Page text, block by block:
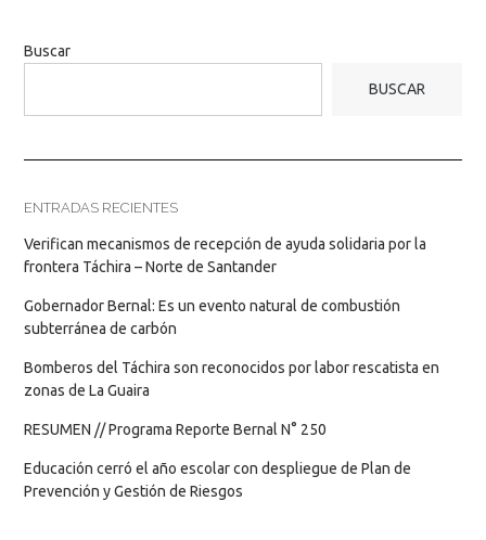
Buscar
BUSCAR
ENTRADAS RECIENTES
Verifican mecanismos de recepción de ayuda solidaria por la
frontera Táchira – Norte de Santander
Gobernador Bernal: Es un evento natural de combustión
subterránea de carbón
Bomberos del Táchira son reconocidos por labor rescatista en
zonas de La Guaira
RESUMEN // Programa Reporte Bernal N° 250
Educación cerró el año escolar con despliegue de Plan de
Prevención y Gestión de Riesgos